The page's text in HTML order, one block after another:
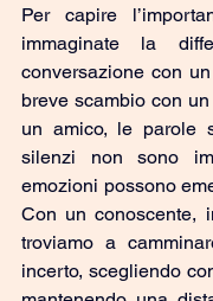
Per capire
immaginate la
conversazione con
breve scambio con
un amico, le parole
silenzi non sono
emozioni possono
Con un conoscente,
troviamo a
incerto, scegliendo